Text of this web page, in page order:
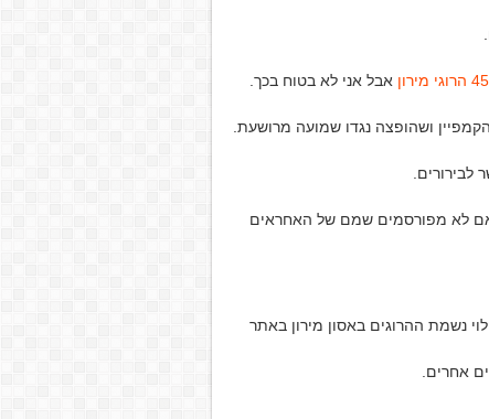
אבל אני לא בטוח בכך.
ושהופצה נגדו שמועה מרושעת.
אם לא מפורסמים שמם של האחראים
נשמת ההרוגים באסון מירון באתר
אחרים.